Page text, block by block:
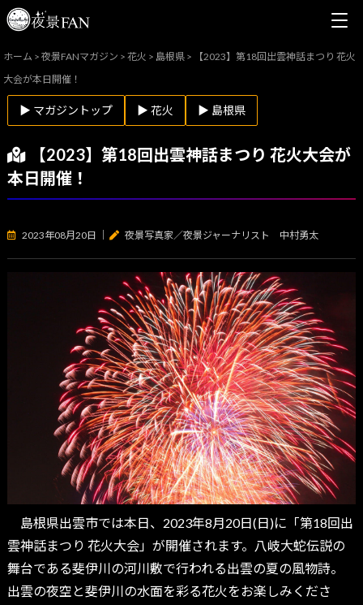
ホーム >夜景FANマガジン >花火 > 島根県 >
【2023】第18回出雲神話まつり 花火
大会が本日開催！
▶ マガジントップ ▶ 花火 ▶ 島根県
【2023】第18回出雲神話まつり 花火大会が
本日開催！
2023年08月20日 夜景写真家／夜景ジャーナリスト 中村勇太
島根県出雲市では本日、2023年8月20日(日)に「第18回出
雲神話まつり 花火大会」が開催されます。八岐大蛇伝説の
舞台である斐伊川の河川敷で行われる出雲の夏の風物詩。
出雲の夜空と斐伊川の水面を彩る花火をお楽しみくださ